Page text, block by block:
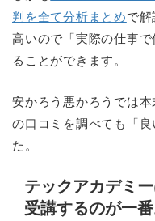
判を全て分析まとめで
高いので「実際の仕事
ることができます。
安かろう悪かろうでは
の口コミを調べても「
た。
テックアカデミ
受講するのが一